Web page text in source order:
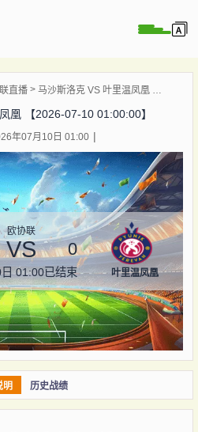
直播 马沙斯洛克 VS 叶里温凤凰 【2026-07-10 01:00:00】
凰 【2026-07-10 01:00:00】
年07月10日 01:00
欧协联
VS 0
01:00已结束 叶里温凤凰
明 历史战绩